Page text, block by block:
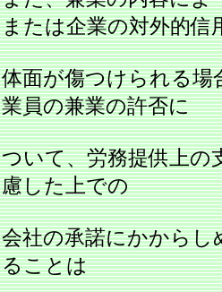
または企業の対外的信
体面が傷つけられる
業員の兼業の許否に
ついて、労務提供上の
慮した上での
会社の承諾にかからし
ることは